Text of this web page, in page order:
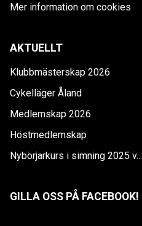
Mer information om cookies
AKTUELLT
Klubbmästerskap 2026
Cykelläger Åland
Medlemskap 2026
Höstmedlemskap
Nybörjarkurs i simning 2025 v...
GILLA OSS PÅ FACEBOOK!